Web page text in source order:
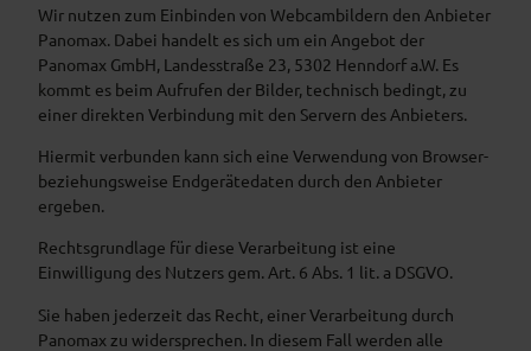
Wir nutzen zum Einbinden von Webcambildern den Anbieter
Panomax. Dabei handelt es sich um ein Angebot der
Panomax GmbH, Landesstraße 23, 5302 Henndorf a.W. Es
kommt es beim Aufrufen der Bilder, technisch bedingt, zu
einer direkten Verbindung mit den Servern des Anbieters.
Hiermit verbunden kann sich eine Verwendung von Browser-
beziehungsweise Endgerätedaten durch den Anbieter
ergeben.
Rechtsgrundlage für diese Verarbeitung ist eine
Einwilligung des Nutzers gem. Art. 6 Abs. 1 lit. a DSGVO.
Sie haben jederzeit das Recht, einer Verarbeitung durch
Panomax zu widersprechen. In diesem Fall werden alle